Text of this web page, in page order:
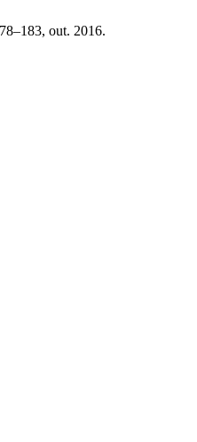
out. 2016.